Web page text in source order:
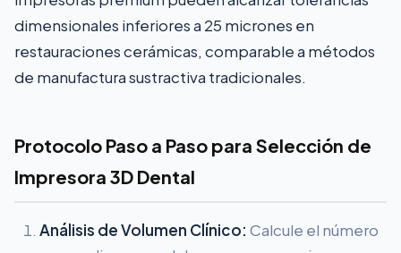
dimensionales inferiores a 25 micrones en
restauraciones cerámicas, comparable a métodos
de manufactura sustractiva tradicionales.
Protocolo Paso a Paso para Selección de
Impresora 3D Dental
Análisis de Volumen Clínico: Calcule el número